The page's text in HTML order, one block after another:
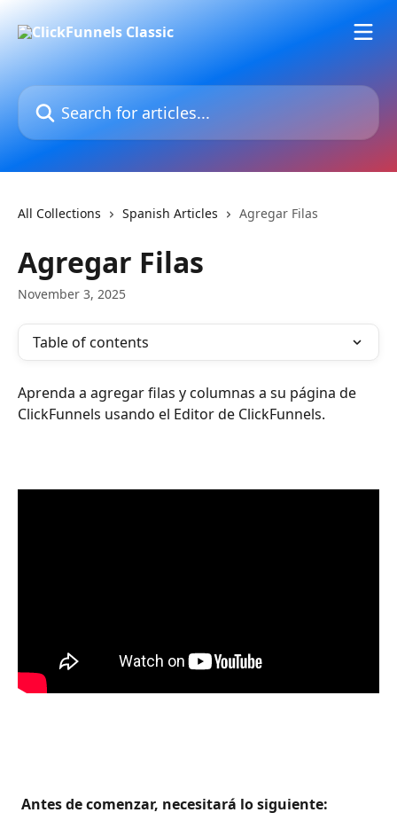
Search for articles...
All Collections Spanish Articles Agregar Filas
Agregar Filas
November 3, 2025
Table of contents
Aprenda a agregar filas y columnas a su página de
ClickFunnels usando el Editor de ClickFunnels.
Antes de comenzar, necesitará lo siguiente: